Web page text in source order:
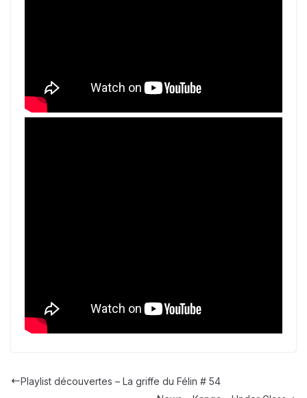
Playlist découvertes – La griffe du Félin # 54